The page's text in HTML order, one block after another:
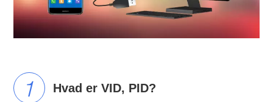
1 Hvad er VID, PID?